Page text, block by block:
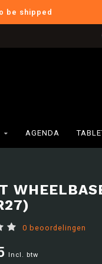
be shipped
AGENDA
0 beoordelingen
Incl. btw